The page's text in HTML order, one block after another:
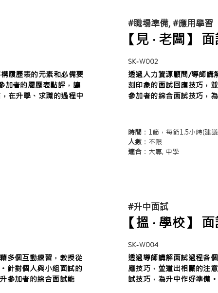
履歷表的元素和必備要
加者的履歷表點評，讓
在升學、求職的過程中
#職場準備, #應用學習
【見 ‧ 老闆】
SK-W002
透過人力資源顧問/導師講
刻印象的面試回應技巧，
參加者的綜合面試技巧，
時間 ：1節，每節1.5小時(建
人數 ：不限
適合 ：大專, 中學
多個互動練習，教授從
針對個人與小組面試的
參加者的綜合面試能
#升中面試
【搵 ‧ 學校】
SK-W004
透過導師講解面試過程各
應技巧，並道出相關的注
試技巧，為升中作好準備。